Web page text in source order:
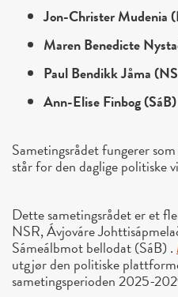
Jon-Christer Mudenia
Maren Benedicte
Paul Bendikk Jåma
Ann-Elise Finbog (SáB)
Sametingsrådet fungerer
står for den daglige politiske
Dette sametingsrådet er et
NSR, Ávjováre
Sámeálbmot bellodat (SáB) .
utgjør den politiske
sametingsperioden 2025-